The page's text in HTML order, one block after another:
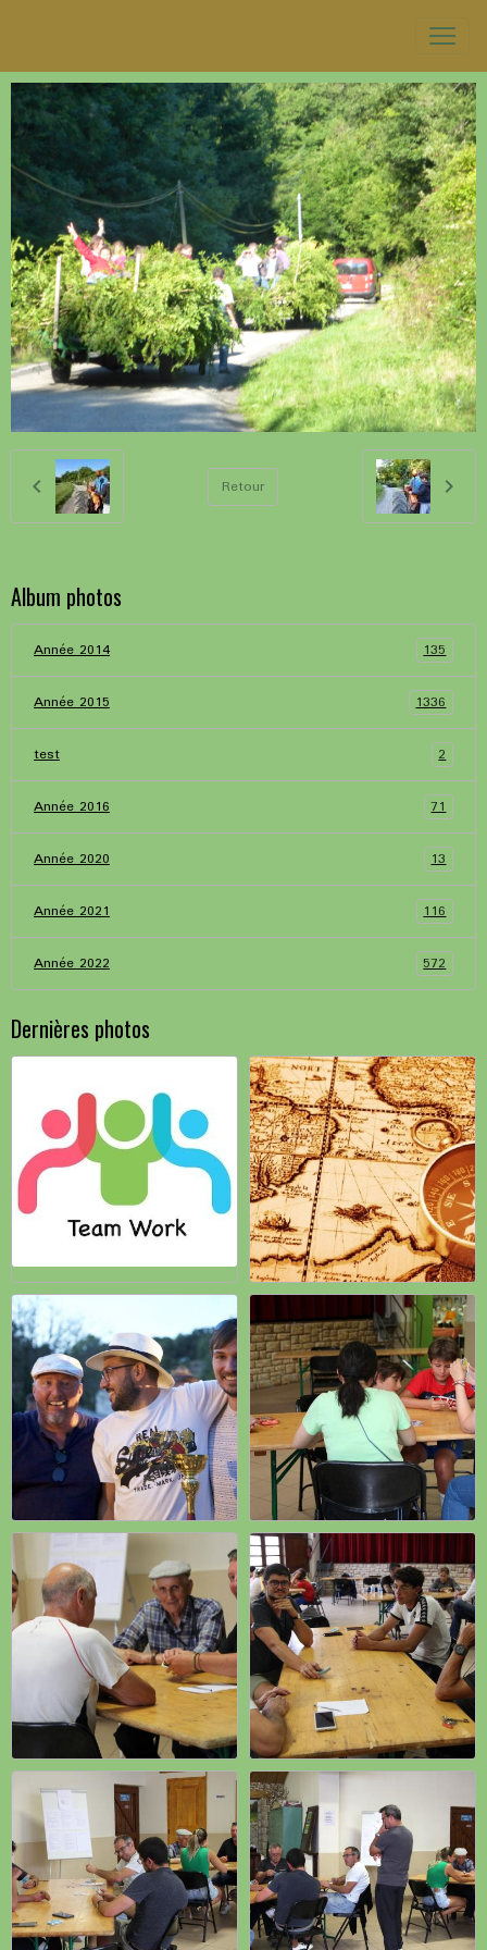
Retour
Album photos
Année 2014 135
Année 2015 1336
test 2
Année 2016 71
Année 2020 13
Année 2021 116
Année 2022 572
Dernières photos